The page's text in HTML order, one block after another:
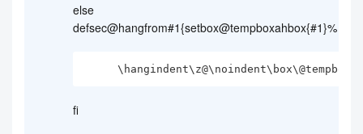
else
defsec@hangfrom#1{setbox@tempboxahbox{#1}%
fi